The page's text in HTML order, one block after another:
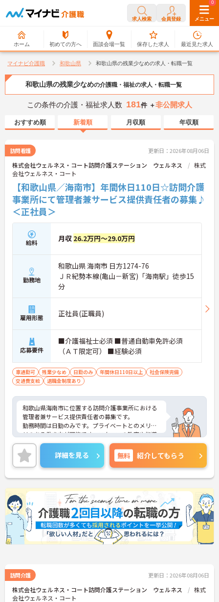
求人検索 会員登録 メニュー
ホーム 初めての方へ 面談会場一覧
0
保存した求人
0
最近見た求人
マイナビ介護職 和歌山県 和歌山県の残業少なめの求人・転職一覧
和歌山県の残業少なめの介護職・福祉の求人・転職一覧
この条件の介護・福祉求人数 181件 ＋非公開求人
おすすめ順 新着順 月収順 年収順
訪問看護 更新日：2026年08月06日
株式会社ウェルネス・コート訪問介護ステーション ウェルネス
株式
会社ウェルネス・コート
【和歌山県／海南市】年間休日110日☆訪問介護
事業所にて管理者兼サービス提供責任者の募集♪
＜正社員＞
給料 月収 26.2万円～29.0万円
勤務地
和歌山県 海南市 日方1274-76
ＪＲ紀勢本線(亀山－新宮)「海南駅」徒歩15
分
雇用形態 正社員(正職員)
応募要件
■介護福祉士必須 ■普通自動車免許必須
（ＡＴ限定可） ■経験必須
車通勤可 残業少なめ 日勤のみ 年間休日110日以上
社会保険完備
交通費支給
退職金制度あり
和歌山県海南市に位置する訪問介護事業所における
管理者兼サービス提供責任者の募集です。
勤務時間は日勤のみです。プライベートとのメリハ
リのある働き方が可能です。スタッフの教育や指導
を行うやりがいのあるお仕事です。
ご興味のある方には、面接対策ポイントなど、さら
に詳細をご案内しますのでお気軽にご相談くださ
い！
詳細を見る 無料 紹介してもらう
訪問介護 更新日：2026年08月06日
株式会社ウェルネス・コート訪問介護ステーション ウェルネス
株式
会社ウェルネス・コート